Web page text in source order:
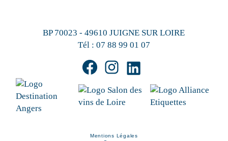
BP 70023 - 49610 JUIGNE SUR LOIRE
Tél : 07 88 99 01 07
Mentions Légales